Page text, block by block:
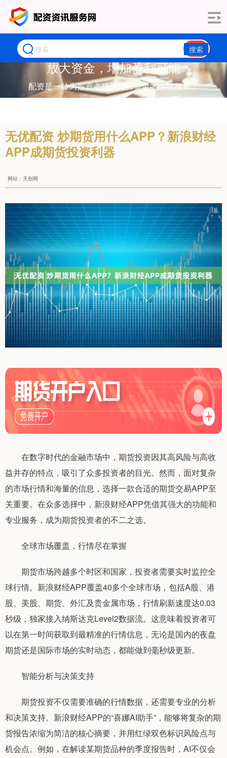
搜索
放大资金，增加盈利可能
配资是一种为投资者提供杠杆资金的金融服务！
无优配资 炒期货用什么APP？新浪财经
APP成期货投资利器
网站：天创网
在数字时代的金融市场中，期货投资因其高风险与高收
益并存的特点，吸引了众多投资者的目光。然而，面对复杂
的市场行情和海量的信息，选择一款合适的期货交易APP至
关重要。在众多选择中，新浪财经APP凭借其强大的功能和
专业服务，成为期货投资者的不二之选。
全球市场覆盖，行情尽在掌握
期货市场跨越多个时区和国家，投资者需要实时监控全
球行情。新浪财经APP覆盖40多个全球市场，包括A股、港
股、美股、期货、外汇及贵金属市场，行情刷新速度达0.03
秒级，独家接入纳斯达克Level2数据流。这意味着投资者可
以在第一时间获取到最精准的行情信息，无论是国内的夜盘
期货还是国际市场的实时动态，都能做到毫秒级更新。
智能分析与决策支持
期货投资不仅需要准确的行情数据，还需要专业的分析
和决策支持。新浪财经APP的“喜娜AI助手”，能够将复杂的期
货报告浓缩为简洁的核心摘要，并用红绿双色标识风险点与
机会点。例如，在解读某期货品种的季度报告时，AI不仅会